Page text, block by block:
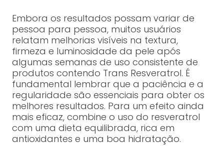
Embora os resultados possam variar de
pessoa para pessoa, muitos usuários
relatam melhorias visíveis na textura,
firmeza e luminosidade da pele após
algumas semanas de uso consistente de
produtos contendo Trans Resveratrol. É
fundamental lembrar que a paciência e a
regularidade são essenciais para obter os
melhores resultados. Para um efeito ainda
mais eficaz, combine o uso do resveratrol
com uma dieta equilibrada, rica em
antioxidantes e uma boa hidratação.